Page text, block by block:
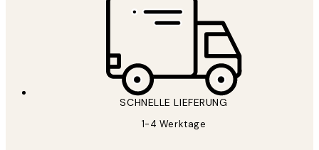
SCHNELLE LIEFERUNG
1-4 Werktage